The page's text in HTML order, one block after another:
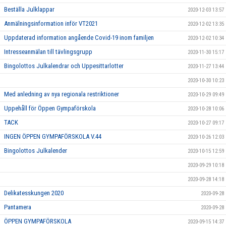
Beställa Julklappar 2020-12-03 13:57
Anmälningsinformation inför VT2021 2020-12-02 13:35
Uppdaterad information angående Covid-19 inom familjen 2020-12-02 10:34
Intresseanmälan till tävlingsgrupp 2020-11-30 15:17
Bingolottos Julkalendrar och Uppesittarlotter 2020-11-27 13:44
2020-10-30 10:23
Med anledning av nya regionala restriktioner 2020-10-29 09:49
Uppehåll för Öppen Gympaförskola 2020-10-28 10:06
TACK 2020-10-27 09:17
INGEN ÖPPEN GYMPAFÖRSKOLA V.44 2020-10-26 12:03
Bingolottos Julkalender 2020-10-15 12:59
2020-09-29 10:18
2020-09-28 14:18
Delikatesskungen 2020 2020-09-28
Pantamera 2020-09-28
ÖPPEN GYMPAFÖRSKOLA 2020-09-15 14:37